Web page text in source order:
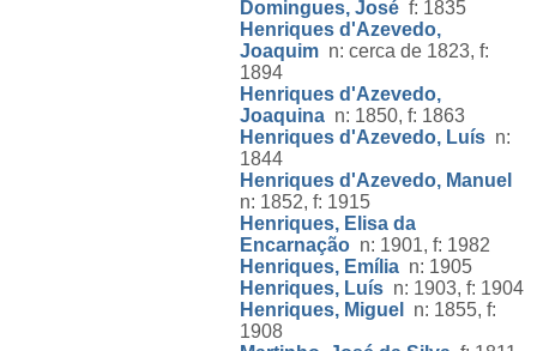
Domingues, José f: 1835
Henriques d'Azevedo,
Joaquim n: cerca de 1823, f:
1894
Henriques d'Azevedo,
Joaquina n: 1850, f: 1863
Henriques d'Azevedo, Luís n:
1844
Henriques d'Azevedo, Manuel
n: 1852, f: 1915
Henriques, Elisa da
Encarnação n: 1901, f: 1982
Henriques, Emília n: 1905
Henriques, Luís n: 1903, f: 1904
Henriques, Miguel
n: 1855, f:
1908